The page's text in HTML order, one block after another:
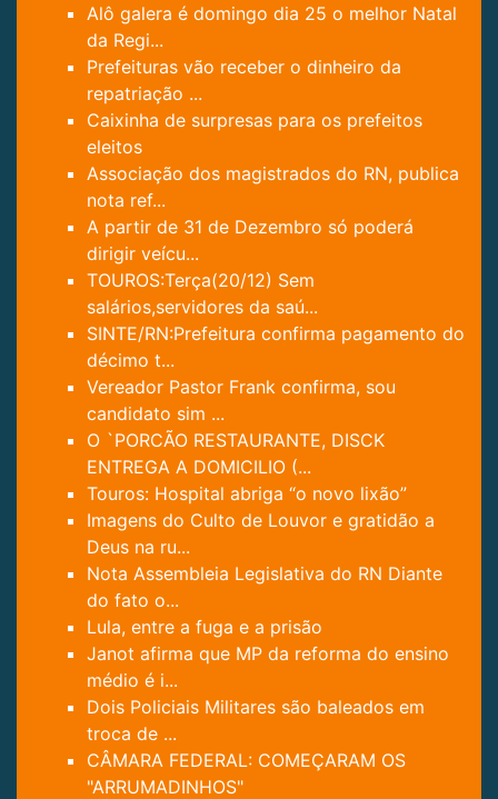
Alô galera é domingo dia 25 o melhor Natal
da Regi...
Prefeituras vão receber o dinheiro da
repatriação ...
Caixinha de surpresas para os prefeitos
eleitos
Associação dos magistrados do RN, publica
nota ref...
A partir de 31 de Dezembro só poderá
dirigir veícu...
TOUROS:Terça(20/12) Sem
salários,servidores da saú...
SINTE/RN:Prefeitura confirma pagamento do
décimo t...
Vereador Pastor Frank confirma, sou
candidato sim ...
O `PORCÃO RESTAURANTE, DISCK
ENTREGA A DOMICILIO (...
Touros: Hospital abriga “o novo lixão”
Imagens do Culto de Louvor e gratidão a
Deus na ru...
Nota Assembleia Legislativa do RN Diante
do fato o...
Lula, entre a fuga e a prisão
Janot afirma que MP da reforma do ensino
médio é i...
Dois Policiais Militares são baleados em
troca de ...
CÂMARA FEDERAL: COMEÇARAM OS
"ARRUMADINHOS"